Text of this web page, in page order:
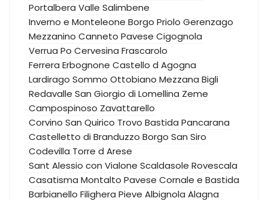
Portalbera Valle Salimbene
Inverno e Monteleone Borgo Priolo Gerenzago
Mezzanino Canneto Pavese Cigognola
Verrua Po Cervesina Frascarolo
Ferrera Erbognone Castello d Agogna
Lardirago Sommo Ottobiano Mezzana Bigli
Redavalle San Giorgio di Lomellina Zeme
Campospinoso Zavattarello
Corvino San Quirico Trovo Bastida Pancarana
Castelletto di Branduzzo Borgo San Siro
Codevilla Torre d Arese
Sant Alessio con Vialone Scaldasole Rovescala
Casatisma Montalto Pavese Cornale e Bastida
Barbianello Filighera Pieve Albignola Alagna